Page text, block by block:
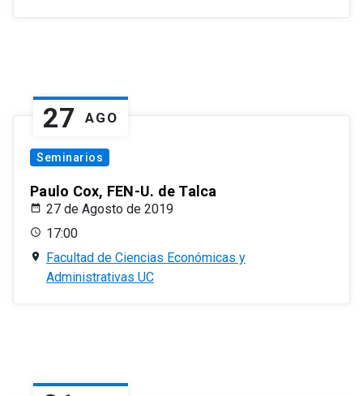
27 AGO
Seminarios
Paulo Cox, FEN-U. de Talca
27 de Agosto de 2019
17:00
Facultad de Ciencias Económicas y
Administrativas UC